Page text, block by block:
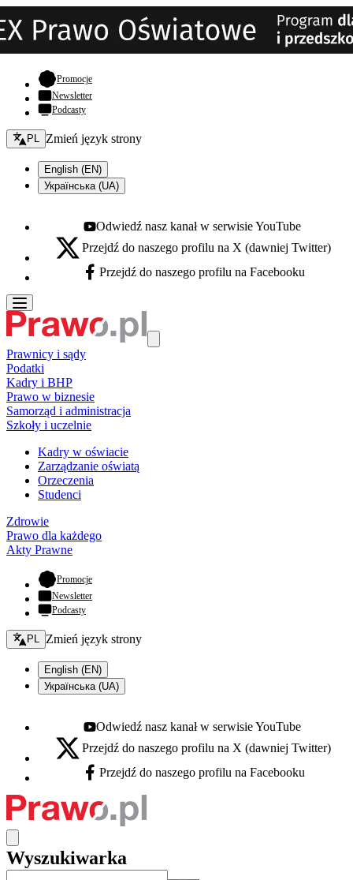
Promocje- otwiera się w nowej karcie
Newsletter
Podcasty
Zmień język - bieżący:
PL Zmień język strony
English (EN)
Українська (UA)
Youtube - otwiera się w nowej karcie
Odwiedź nasz kanał w serwisie YouTube
X - otwiera się w nowej karcie
Przejdź do naszego profilu na X (dawniej Twitter)
Facebook - otwiera się w nowej karcie
Przejdź do naszego profilu na Facebooku
Prawnicy i sądy
Podatki
Kadry i BHP
Prawo w biznesie
Samorząd i administracja
Szkoły i uczelnie
Kadry w oświacie
Zarządzanie oświatą
Orzeczenia
Studenci
Zdrowie
Prawo dla każdego
Akty Prawne
Promocje- otwiera się w nowej karcie
Newsletter
Podcasty
Zmień język - bieżący:
PL Zmień język strony
English (EN)
Українська (UA)
Youtube - otwiera się w nowej karcie
Odwiedź nasz kanał w serwisie YouTube
X - otwiera się w nowej karcie
Przejdź do naszego profilu na X (dawniej Twitter)
Facebook - otwiera się w nowej karcie
Przejdź do naszego profilu na Facebooku
Wyszukiwarka